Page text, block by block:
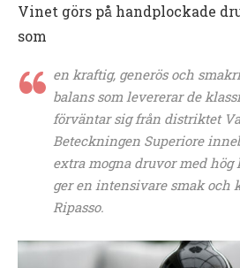
Vinet görs på handplockade
som
en kraftig, generös och
balans som levererar de
förväntar sig från distriktet
Beteckningen Superiore
extra mogna druvor med hög
ger en intensivare smak och
Ripasso.